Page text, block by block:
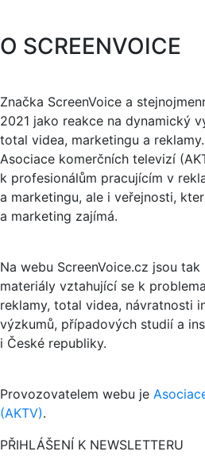
O SCREENVOICE
Značka ScreenVoice a
2021 jako reakce na dynamický
total videa, marketingu a
Asociace komerčních televizí
k profesionálům pracujícím v
a marketingu, ale i veřejnosti,
a marketing zajímá.
Na webu ScreenVoice.cz jsou
materiály vztahující se k
reklamy, total videa, návratnosti
výzkumů, případových studií a
i České republiky.
Provozovatelem webu je
(AKTV).
PŘIHLÁŠENÍ K NEWSLETTERU